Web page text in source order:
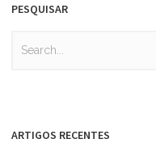
PESQUISAR
ARTIGOS RECENTES